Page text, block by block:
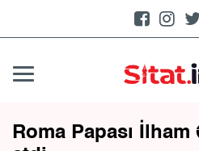
Roma Papası